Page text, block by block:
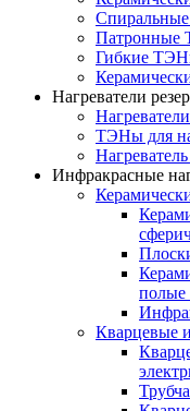
Спиральные
Гибкие
Нагреватели
ТЭНы для
Инфракрасные
полые
Кварцевые